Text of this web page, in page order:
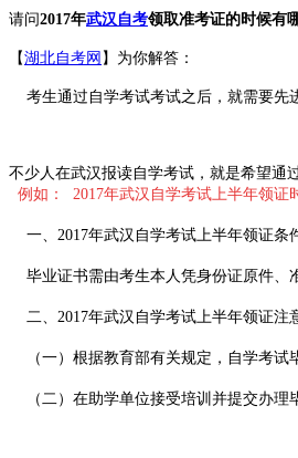
请问2017年武汉自考领取准考证的时候有
【湖北自考网 】为你解答：
考生通过自学考试考试之后，就需要先
不少人在武汉报读自学考试，就是希望通
例如： 2017年武汉自学考试上半年领证
一、2017年武汉自学考试上半年领证条
毕业证书需由考生本人凭身份证原件、
二、2017年武汉自学考试上半年领证注
（一）根据教育部有关规定，自学考试
（二）在助学单位接受培训并提交办理